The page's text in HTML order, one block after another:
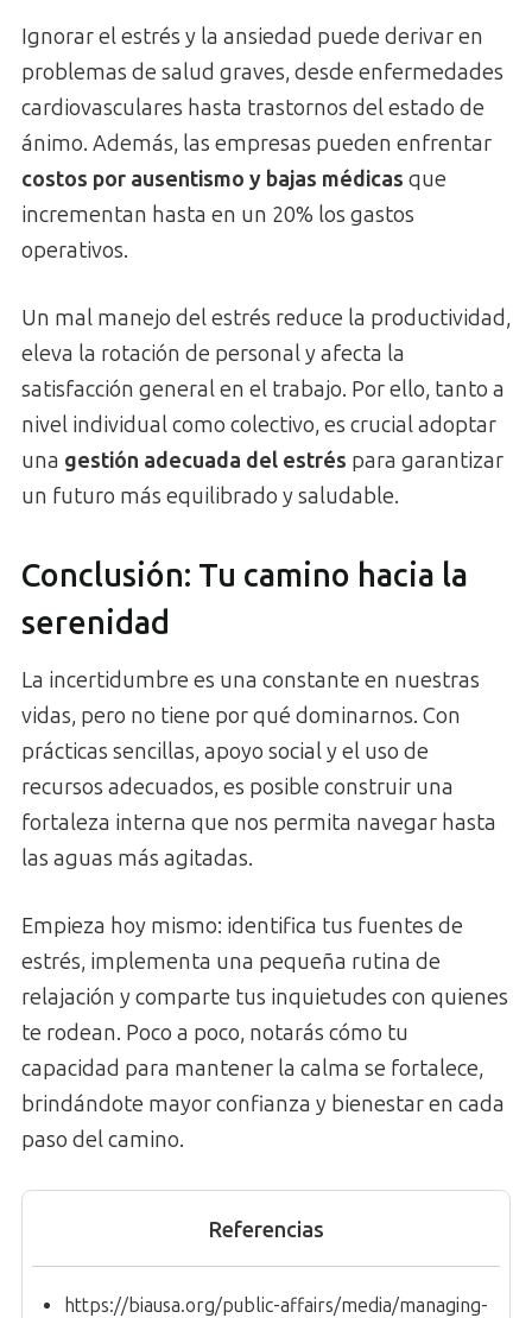
Ignorar el estrés y la ansiedad puede derivar en
problemas de salud graves, desde enfermedades
cardiovasculares hasta trastornos del estado de
ánimo. Además, las empresas pueden enfrentar
costos por ausentismo y bajas médicas que
incrementan hasta en un 20% los gastos
operativos.
Un mal manejo del estrés reduce la productividad,
eleva la rotación de personal y afecta la
satisfacción general en el trabajo. Por ello, tanto a
nivel individual como colectivo, es crucial adoptar
una gestión adecuada del estrés para garantizar
un futuro más equilibrado y saludable.
Conclusión: Tu camino hacia la
serenidad
La incertidumbre es una constante en nuestras
vidas, pero no tiene por qué dominarnos. Con
prácticas sencillas, apoyo social y el uso de
recursos adecuados, es posible construir una
fortaleza interna que nos permita navegar hasta
las aguas más agitadas.
Empieza hoy mismo: identifica tus fuentes de
estrés, implementa una pequeña rutina de
relajación y comparte tus inquietudes con quienes
te rodean. Poco a poco, notarás cómo tu
capacidad para mantener la calma se fortalece,
brindándote mayor confianza y bienestar en cada
paso del camino.
Referencias
https://biausa.org/public-affairs/media/managing-